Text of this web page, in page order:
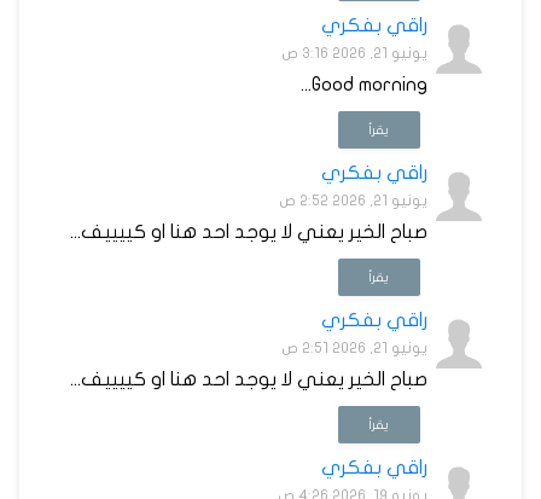
راقي بفكري
يونيو 21, 2026 3:16 ص
Good morning...
يقرأ
راقي بفكري
يونيو 21, 2026 2:52 ص
صباح الخير يعني لا يوجد احد هنا او كييييف...
يقرأ
راقي بفكري
يونيو 21, 2026 2:51 ص
صباح الخير يعني لا يوجد احد هنا او كييييف...
يقرأ
راقي بفكري
يونيو 19, 2026 4:26 ص